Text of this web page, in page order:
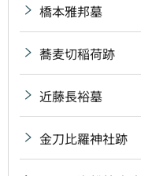
橋本雅邦墓
蕎麦切稲荷跡
近藤長裕墓
金刀比羅神社跡